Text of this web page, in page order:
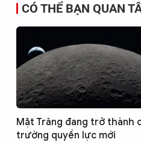
CÓ THỂ BẠN QUAN
Mặt Trăng đang trở thành
trường quyền lực mới